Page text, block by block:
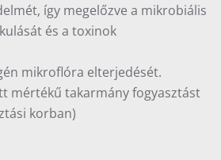
így megelőzve a mikrobiális
és a toxinok
mikroflóra elterjedését.
mértékű takarmány fogyasztást
korban)